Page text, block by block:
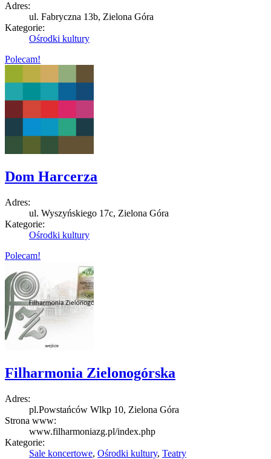
Adres:
ul. Fabryczna 13b, Zielona Góra
Kategorie:
Ośrodki kultury
Polecam!
Dom Harcerza
Adres:
ul. Wyszyńskiego 17c, Zielona Góra
Kategorie:
Ośrodki kultury
Polecam!
Filharmonia Zielonogórska
Adres:
pl.Powstańców Wlkp 10, Zielona Góra
Strona www:
www.filharmoniazg.pl/index.php
Kategorie:
Sale koncertowe, Ośrodki kultury, Teatry